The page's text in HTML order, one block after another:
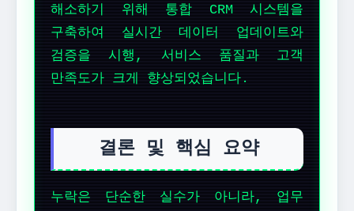
해소하기 위해 통합 CRM 시스템을
구축하여 실시간 데이터 업데이트와
검증을 시행, 서비스 품질과 고객
만족도가 크게 향상되었습니다.
결론 및 핵심 요약
누락은 단순한 실수가 아니라, 업무